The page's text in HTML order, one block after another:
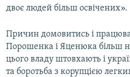
двоє людей більш освічених».
Причин домовитись і
Порошенка і Яценюка більш
цього владу штовхають і
та боротьба з корупцією